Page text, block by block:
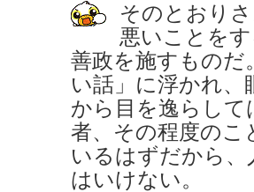
そのとおり
悪いことを
善政を施すものだ
い話」に浮かれ、
から目を逸らし
者、その程度の
いるはずだから
はいけない。